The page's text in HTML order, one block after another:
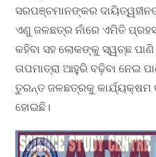
ସରପଞ୍ଚମାନଙ୍କର
ଏଣୁ ଜଳଛତ୍ର ନାଁରେ ଏମିତି
କହିବା ସହ ଲୋକଙ୍କୁ ସ୍ୱଚ୍ଛ
ତାପମାତ୍ରା ଆହୁରି ବଢ଼ିବା ନେଇ
ତୁରନ୍ତ ଜଳଛତ୍ରକୁ କାର୍ଯ୍ୟକ୍ଷମ
ହୋଇଛି।